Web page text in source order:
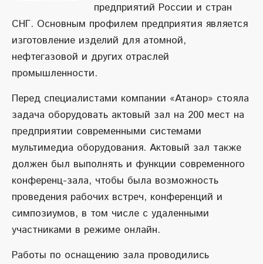
предприятий России и стран
СНГ. Основным профилем предприятия является
изготовление изделий для атомной,
нефтегазовой и других отраслей
промышленности.
Перед специалистами компании «Атанор» стояла
задача оборудовать актовый зал на 200 мест на
предприятии современными системами
мультимедиа оборудования. Актовый зал также
должен был выполнять и функции современного
конференц-зала, чтобы была возможность
проведения рабочих встреч, конференций и
симпозиумов, в том числе с удаленными
участниками в режиме онлайн.
Работы по оснащению зала проводились